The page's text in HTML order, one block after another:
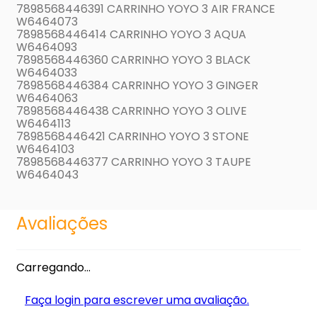
7898568446391 CARRINHO YOYO 3 AIR FRANCE
W6464073
7898568446414 CARRINHO YOYO 3 AQUA
W6464093
7898568446360 CARRINHO YOYO 3 BLACK
W6464033
7898568446384 CARRINHO YOYO 3 GINGER
W6464063
7898568446438 CARRINHO YOYO 3 OLIVE
W6464113
7898568446421 CARRINHO YOYO 3 STONE
W6464103
7898568446377 CARRINHO YOYO 3 TAUPE
W6464043
Avaliações
Carregando…
Faça login para escrever uma avaliação.